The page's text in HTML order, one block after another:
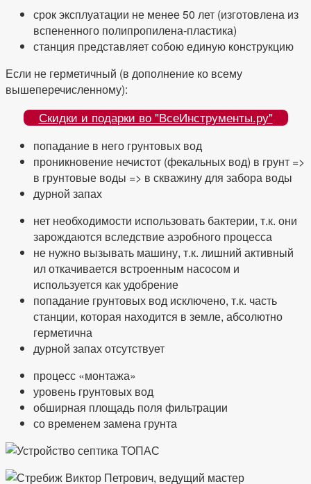
срок эксплуатации не менее 50 лет (изготовлена из
вспененного полипропилена-пластика)
станция представляет собою единую конструкцию
Если не герметичный (в дополнение ко всему
вышеперечисленному):
Скидки и подарки во "ВсеИнструменты.ру"
попадание в него грунтовых вод
проникновение нечистот (фекальных вод) в грунт =>
в грунтовые воды => в скважину для забора воды
дурной запах
нет необходимости использовать бактерии, т.к. они
зарождаются вследствие аэробного процесса
не нужно вызывать машину, т.к. лишний активный
ил откачивается встроенным насосом и
используется как удобрение
попадание грунтовых вод исключено, т.к. часть
станции, которая находится в земле, абсолютно
герметична
дурной запах отсутствует
процесс «монтажа»
уровень грунтовых вод
обширная площадь поля фильтрации
со временем замена грунта